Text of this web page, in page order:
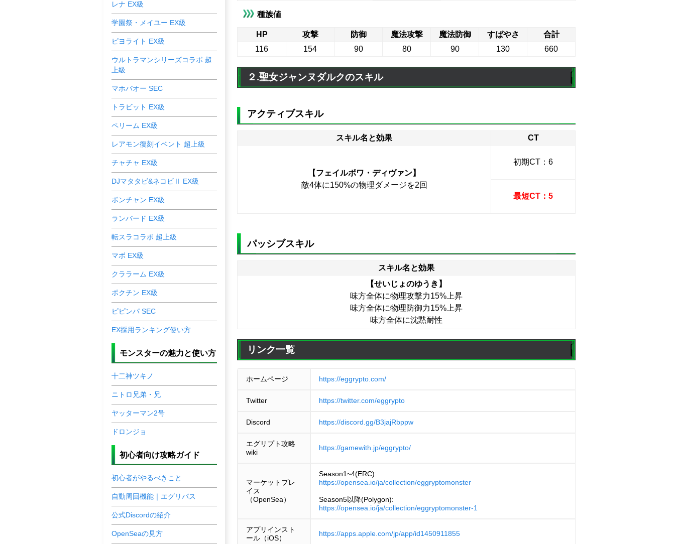
種族値
HP 攻撃 防御 魔法攻撃 魔法防御 すばやさ
合計
116
154 90 80 90 130 660
２.聖女ジャンヌダルクのスキル
アクティブスキル
スキル名と効果 CT
【フェイルボワ・ディヴァン】
敵4体に150%の物理ダメージを2回
初期CT：6
最短CT：5
パッシブスキル
スキル名と効果
【せいじょのゆうき】
味方全体に物理攻撃力15%上昇
味方全体に物理防御力15%上昇
味方全体に沈黙耐性
リンク一覧
ホームページ https://eggrypto.com/
Twitter https://twitter.com/eggrypto
Discord https://discord.gg/B3jajRbppw
エグリプト攻略
wiki
https://gamewith.jp/eggrypto/
マーケットプレ
イス
（OpenSea）
Season1~4(ERC):
https://opensea.io/ja/collection/eggryptomonster
Season5以降(Polygon):
https://opensea.io/ja/collection/eggryptomonster-1
アプリインスト
ール（iOS）
https://apps.apple.com/jp/app/id1450911855
レナ EX級
学園祭・メイユー EX級
ピヨライト EX級
ウルトラマンシリーズコラボ 超
上級
マホバオー SEC
トラビット EX級
ペリーム EX級
レアモン復刻イベント 超上級
チャチャ EX級
DJマタタビ&ネコビⅡ EX級
ボンチャン EX級
ランバード EX級
転スラコラボ 超上級
マボ EX級
クララーム EX級
ポクチン EX級
ピピンパ SEC
EX採用ランキング使い方
モンスターの魅力と使い方
十二神ツキノ
ニトロ兄弟・兄
ヤッターマン2号
ドロンジョ
初心者向け攻略ガイド
初心者がやるべきこと
自動周回機能｜エグリパス
公式Discordの紹介
OpenSeaの見方